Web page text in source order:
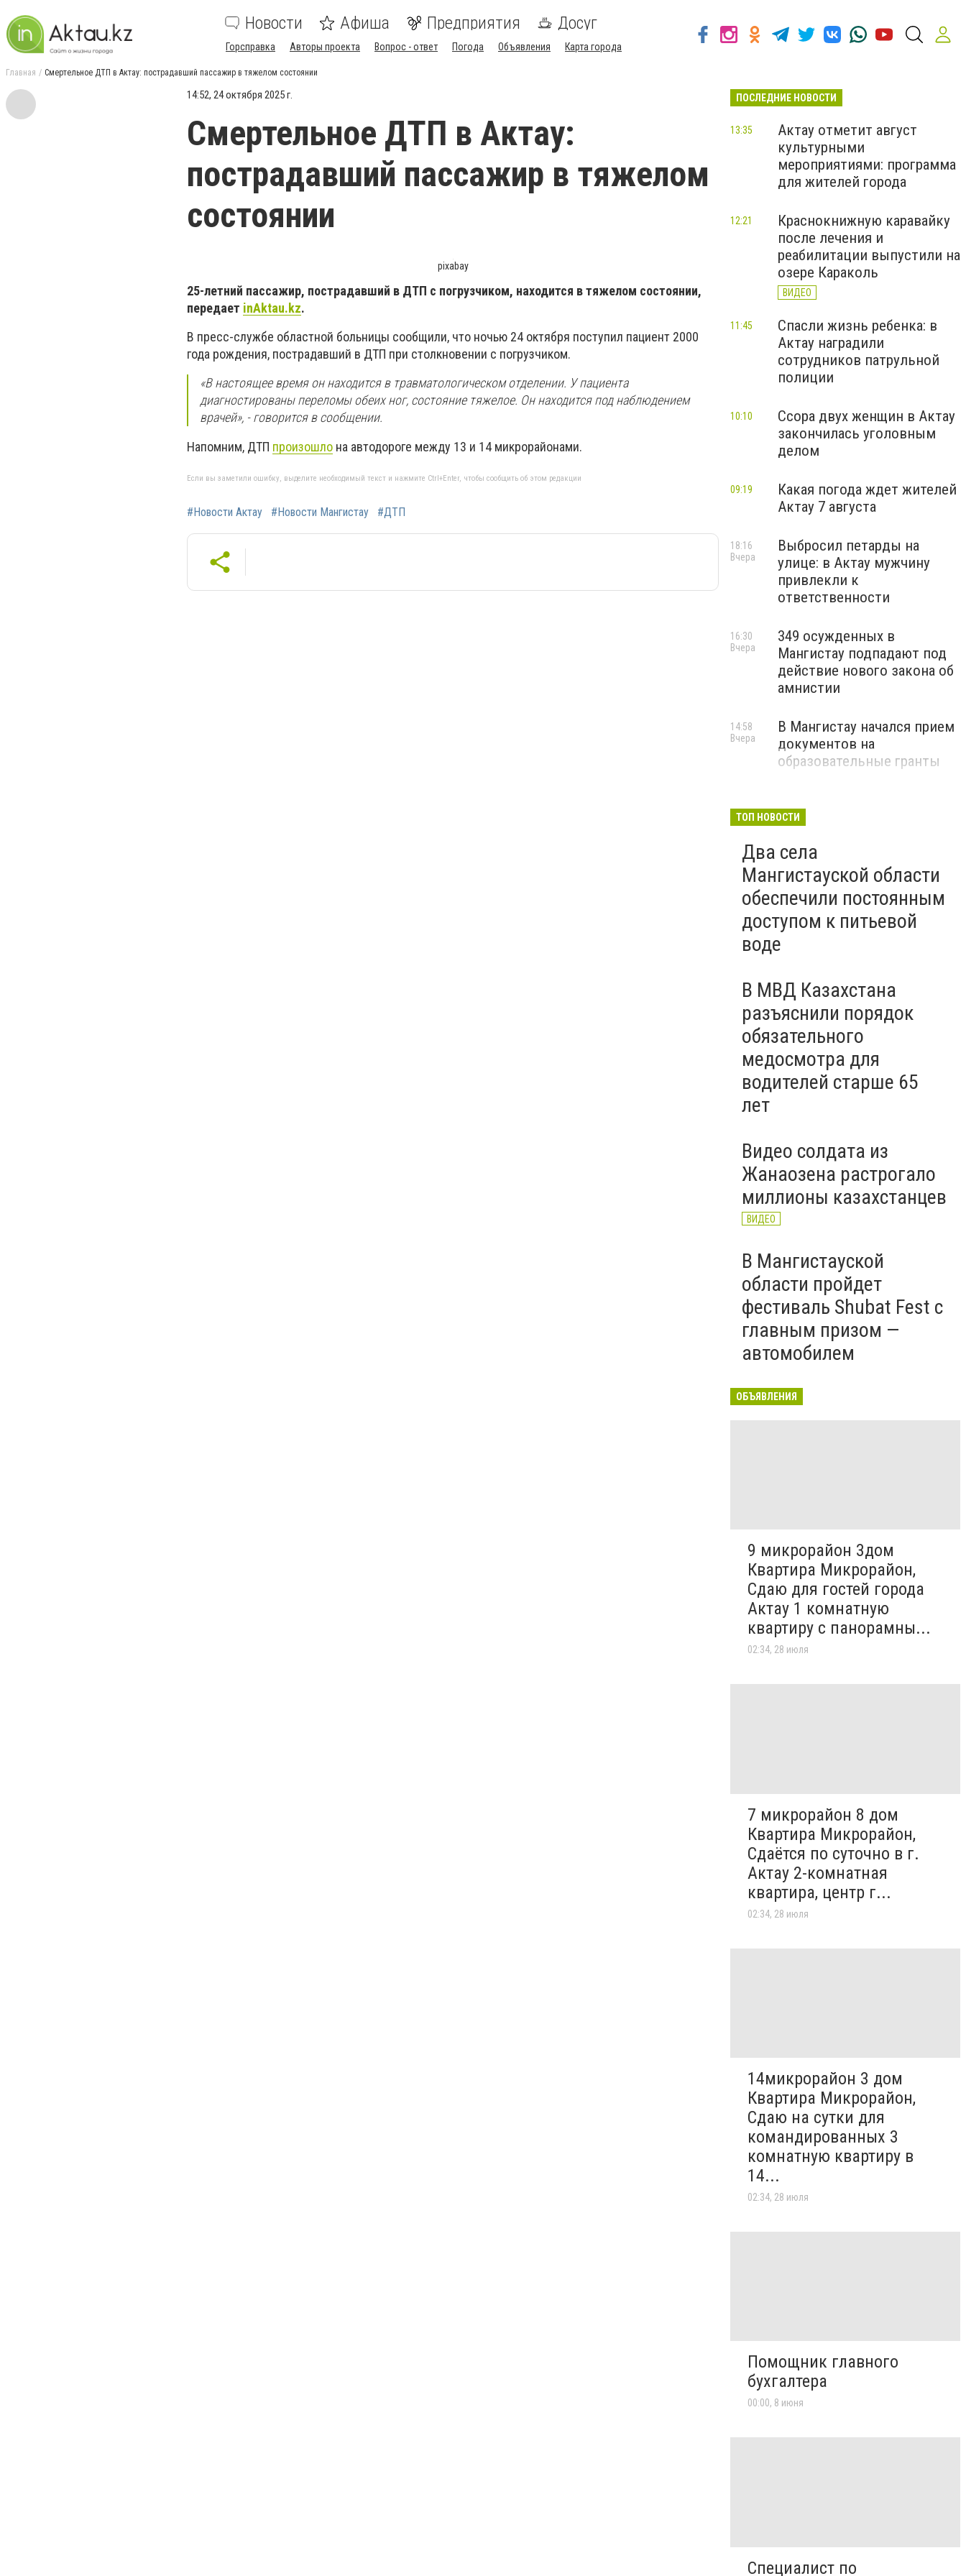
Новости Афиша Предприятия Досуг
Горсправка Авторы проекта Вопрос - ответ Погода Объявления Карта города
Главная Смертельное ДТП в Актау: пострадавший пассажир в тяжелом состоянии
14:52, 24 октября 2025 г.
Смертельное ДТП в Актау:
пострадавший пассажир в тяжелом
состоянии
pixabay
25-летний пассажир, пострадавший в ДТП с погрузчиком, находится в тяжелом состоянии,
передает inAktau.kz.
В пресс-службе областной больницы сообщили, что ночью 24 октября поступил пациент 2000
года рождения, пострадавший в ДТП при столкновении с погрузчиком.
«В настоящее время он находится в травматологическом отделении. У пациента
диагностированы переломы обеих ног, состояние тяжелое. Он находится под наблюдением
врачей», - говорится в сообщении.
Напомним, ДТП произошло на автодороге между 13 и 14 микрорайонами.
Если вы заметили ошибку, выделите необходимый текст и нажмите Ctrl+Enter, чтобы сообщить об этом редакции
#Новости Актау #Новости Мангистау #ДТП
ПОСЛЕДНИЕ НОВОСТИ
Актау отметит август
культурными
мероприятиями: программа
для жителей города
13:35
Краснокнижную каравайку
после лечения и
реабилитации выпустили на
озере Караколь
ВИДЕО
12:21
Спасли жизнь ребенка: в
Актау наградили
сотрудников патрульной
полиции
11:45
Ссора двух женщин в Актау
закончилась уголовным
делом
10:10
Какая погода ждет жителей
Актау 7 августа
09:19
Выбросил петарды на
улице: в Актау мужчину
привлекли к
ответственности
18:16
Вчера
349 осужденных в
Мангистау подпадают под
действие нового закона об
амнистии
16:30
Вчера
В Мангистау начался прием
документов на
образовательные гранты
14:58
Вчера
ТОП НОВОСТИ
Два села
Мангистауской области
обеспечили постоянным
доступом к питьевой
воде
В МВД Казахстана
разъяснили порядок
обязательного
медосмотра для
водителей старше 65
лет
Видео солдата из
Жанаозена растрогало
миллионы казахстанцев
ВИДЕО
В Мангистауской
области пройдет
фестиваль Shubat Fest с
главным призом —
автомобилем
ОБЪЯВЛЕНИЯ
9 микрорайон 3дом
Квартира Микрорайон,
Сдаю для гостей города
Актау 1 комнатную
квартиру с панорамны...
02:34, 28 июля
7 микрорайон 8 дом
Квартира Микрорайон,
Сдаётся по суточно в г.
Актау 2-комнатная
квартира, центр г...
02:34, 28 июля
14микрорайон 3 дом
Квартира Микрорайон,
Сдаю на сутки для
командированных 3
комнатную квартиру в
14...
02:34, 28 июля
Помощник главного
бухгалтера
00:00, 8 июня
Специалист по